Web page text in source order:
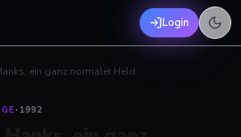
Login
ein ganz normaler Held
· 1992